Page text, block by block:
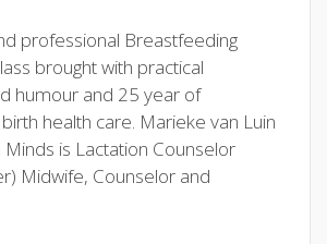
professional Breastfeeding
brought with practical
humour and 25 year of
health care. Marieke van Luin
is Lactation Counselor
Midwife, Counselor and